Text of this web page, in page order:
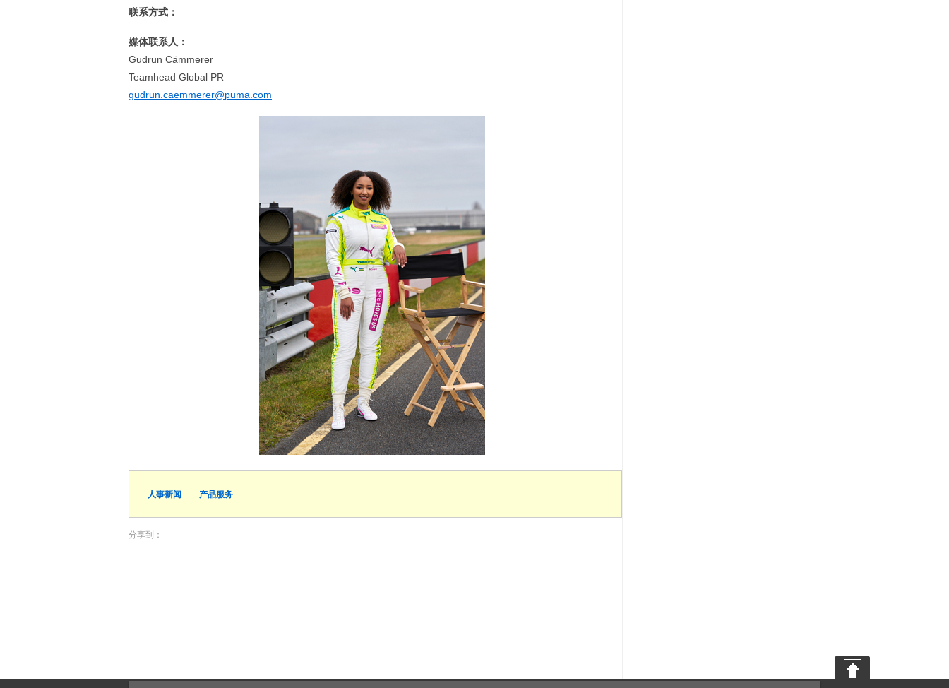
联系方式：
媒体联系人：
Gudrun Cämmerer
Teamhead Global PR
gudrun.caemmerer@puma.com
人事新闻 产品服务
分享到：